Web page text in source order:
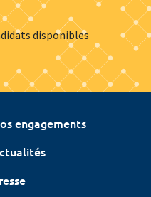
disponibles
engagements